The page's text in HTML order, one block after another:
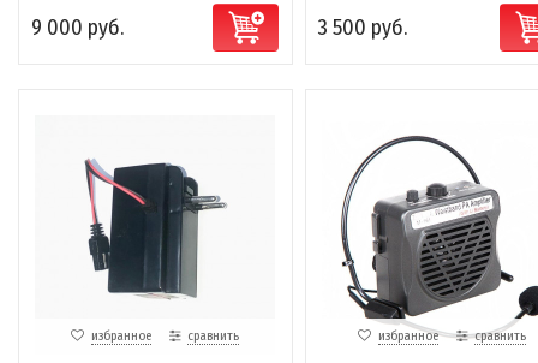
9 000 руб. 3 500 руб.
избранное сравнить избранное сравнить